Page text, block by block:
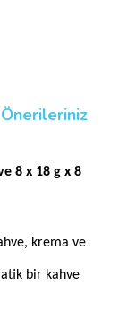
Önerileriniz
8 x 18 g x 8
krema ve
bir kahve